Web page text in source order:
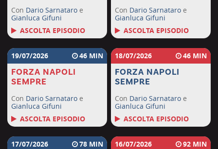
Con Dario Sarnataro e
Gianluca Gifuni
ASCOLTA EPISODIO
Con Dario Sarnataro e
Gianluca Gifuni
ASCOLTA EPISODIO
19/07/2026 46
FORZA NAPOLI
SEMPRE
Con Dario Sarnataro e
Gianluca Gifuni
ASCOLTA EPISODIO
18/07/2026 46
FORZA NAPOLI
SEMPRE
Con Dario Sarnataro e
Gianluca Gifuni
ASCOLTA EPISODIO
17/07/2026 78 16/07/2026 92